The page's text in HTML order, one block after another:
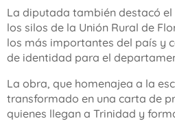
La diputada también destacó
los silos de la Unión Rural de
los más importantes del país y
de identidad para el
La obra, que homenajea a la
transformado en una carta de
quienes llegan a Trinidad y